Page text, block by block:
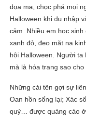
dọa ma, chọc phá mọi
Halloween khi du nhập
cảm. Nhiều em học
xanh đỏ, đeo mặt nạ
hội Halloween. Người
mà là hóa trang sao
Những cái tên gợi sự
Oan hồn sống lại; Xác
quỷ… được quảng cáo